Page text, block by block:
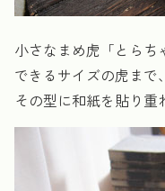
小さなまめ虎「とら
できるサイズの虎まで
その型に和紙を貼り重